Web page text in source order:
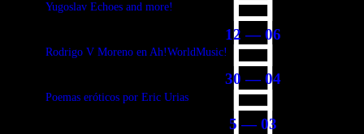
12 — 06
Yugoslav Echoes and more!
30 — 04
Rodrigo V Moreno en Ah!WorldMusic!
5 — 03
Poemas eróticos por Eric Urias